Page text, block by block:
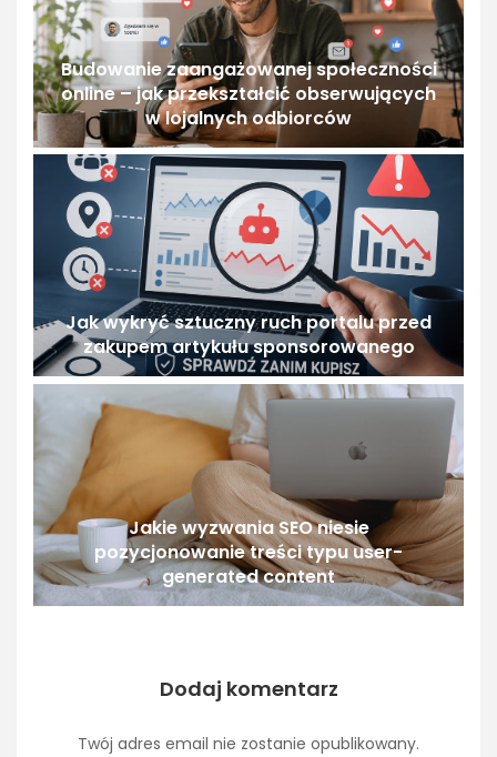
Budowanie zaangażowanej społeczności
online – jak przekształcić obserwujących
w lojalnych odbiorców
Jak wykryć sztuczny ruch portalu przed
zakupem artykułu sponsorowanego
Jakie wyzwania SEO niesie
pozycjonowanie treści typu user-
generated content
Dodaj komentarz
Twój adres email nie zostanie opublikowany.